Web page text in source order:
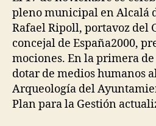
pleno municipal en Alcalá
Rafael Ripoll, portavoz del
concejal de España2000,
mociones. En la primera
dotar de medios humanos
Arqueología del
Plan para la Gestión